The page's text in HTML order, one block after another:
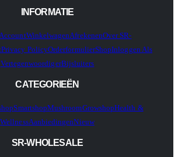
INFORMATIE
WinkelwagenAfrekenenOver SR-
Privacy PolicyOrderformulierShopInloggen Als
VertegenwoordigerBijsluiters
CATEGORIEËN
SmartshopMushroomGrowshopHealth &
WellnessAanbiedingenNieuw
SR-WHOLESALE